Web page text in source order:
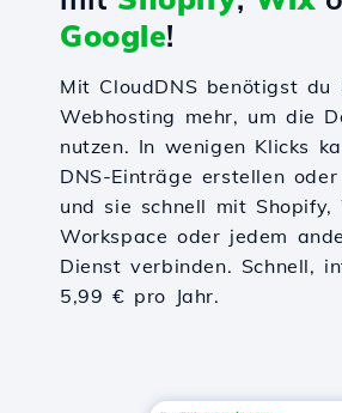
Google!
Mit CloudDNS benötigst du
Webhosting mehr, um die
nutzen. In wenigen Klicks
DNS-Einträge erstellen
und sie schnell mit Shopify,
Workspace oder jedem
Dienst verbinden. Schnell,
5,99 € pro Jahr.